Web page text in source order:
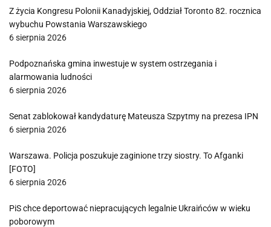
Z życia Kongresu Polonii Kanadyjskiej, Oddział Toronto 82. rocznica
wybuchu Powstania Warszawskiego
6 sierpnia 2026
Podpoznańska gmina inwestuje w system ostrzegania i
alarmowania ludności
6 sierpnia 2026
Senat zablokował kandydaturę Mateusza Szpytmy na prezesa IPN
6 sierpnia 2026
Warszawa. Policja poszukuje zaginione trzy siostry. To Afganki
[FOTO]
6 sierpnia 2026
PiS chce deportować niepracujących legalnie Ukraińców w wieku
poborowym